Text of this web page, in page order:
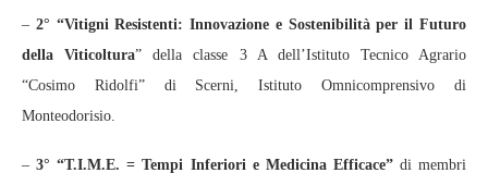
– 2° “Vitigni Resistenti: Innovazione e Sostenibilità per il Futuro
della Viticoltura” della classe 3 A dell’Istituto Tecnico Agrario
“Cosimo Ridolfi” di Scerni, Istituto Omnicomprensivo di
Monteodorisio.
–3° “T.I.M.E. = Tempi Inferiori e Medicina Efficace”di membri